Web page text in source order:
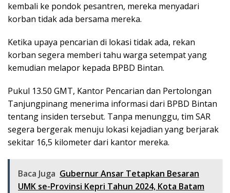
kembali ke pondok pesantren, mereka menyadari
korban tidak ada bersama mereka.
Ketika upaya pencarian di lokasi tidak ada, rekan
korban segera memberi tahu warga setempat yang
kemudian melapor kepada BPBD Bintan.
Pukul 13.50 GMT, Kantor Pencarian dan Pertolongan
Tanjungpinang menerima informasi dari BPBD Bintan
tentang insiden tersebut. Tanpa menunggu, tim SAR
segera bergerak menuju lokasi kejadian yang berjarak
sekitar 16,5 kilometer dari kantor mereka.
Baca Juga Gubernur Ansar Tetapkan Besaran
UMK se-Provinsi Kepri Tahun 2024, Kota Batam